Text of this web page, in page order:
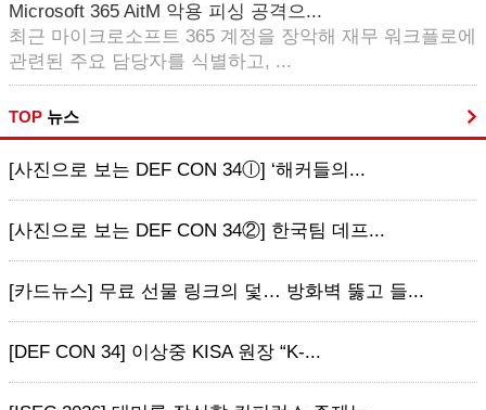
Microsoft 365 AitM 악용 피싱 공격으...
최근 마이크로소프트 365 계정을 장악해 재무 워크플로에
관련된 주요 담당자를 식별하고, ...
TOP 뉴스
[사진으로 보는 DEF CON 34ⓛ] ‘해커들의...
[사진으로 보는 DEF CON 34②] 한국팀 데프...
[카드뉴스] 무료 선물 링크의 덫… 방화벽 뚫고 들...
[DEF CON 34] 이상중 KISA 원장 “K-...